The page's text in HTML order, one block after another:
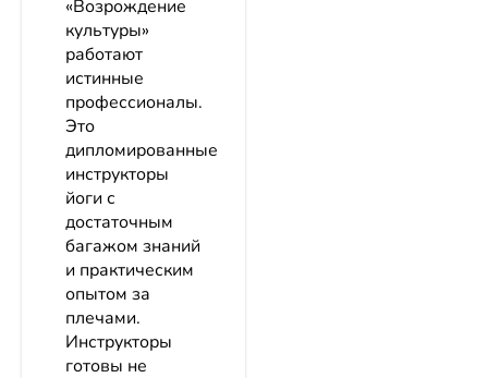
«Возрождение
культуры»
работают
истинные
профессионалы.
Это
дипломированные
инструкторы
йоги с
достаточным
багажом знаний
и практическим
опытом за
плечами.
Инструкторы
готовы не